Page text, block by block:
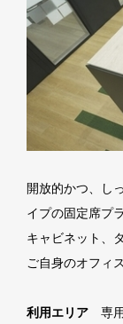
開放的かつ、し
イプの固定席プ
キャビネット、
ご自身のオフィ
利用エリア
専